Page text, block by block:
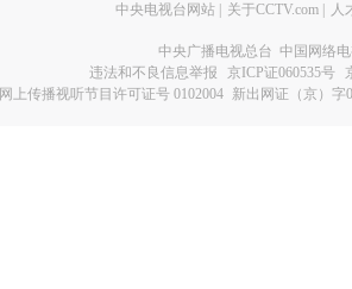
中央电视台网站 关于CCTV.com 人
中央广播电视总台 中国网络
违法和不良信息举报
京ICP证060535号
网上传播视听节目许可证号 0102004 新出网证（京）